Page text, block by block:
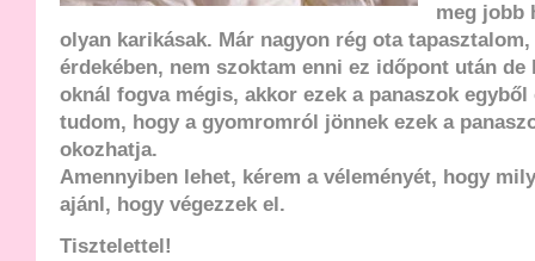
meg jobb
olyan karikásak. Már nagyon rég ota
érdekében, nem szoktam enni ez időpont után de
oknál fogva mégis, akkor ezek a panaszok
tudom, hogy a gyomromról jönnek ezek a
okozhatja.
Amennyiben lehet, kérem a véleményét, hogy
ajánl, hogy végezzek el.
Tisztelettel!